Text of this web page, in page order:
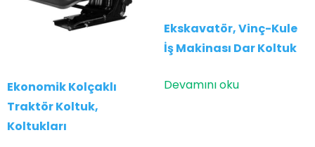
Ekonomik Kolçaklı
Traktör Koltuk,
Koltukları
Ekskavatör, Vinç-Kule
İş Makinası Dar Koltuk
Devamını oku